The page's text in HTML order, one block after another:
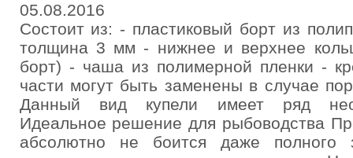
05.08.2016
Cостоит из: - пластиковый борт из
толщина 3 мм - нижнее и верхнее
борт) - чаша из полимерной пленки -
части могут быть заменены в случае
Данный вид купели имеет ряд
Идеальное решение для рыбоводства
абсолютно не боится даже полного